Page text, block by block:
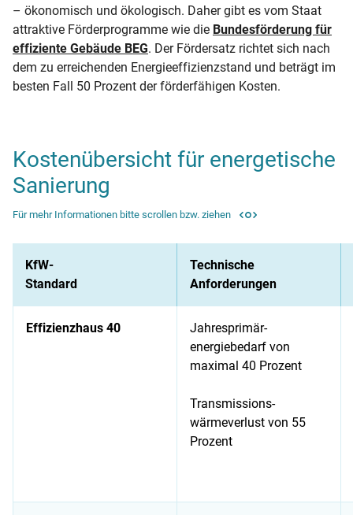
– ökonomisch und ökologisch. Daher gibt es vom Staat
attraktive Förderprogramme wie die Bundesförderung für
effiziente Gebäude BEG. Der Fördersatz richtet sich nach
dem zu erreichenden Energieeffizienzstand und beträgt im
besten Fall 50 Prozent der förderfähigen Kosten.
Kostenübersicht für energetische
Sanierung
Für mehr Informationen bitte scrollen bzw. ziehen
KfW-
Standard
Technische
Anforderungen
Effizienzhaus 40
Jahresprimär-
energiebedarf von
maximal 40 Prozent
Transmissions-
wärmeverlust von 55
Prozent